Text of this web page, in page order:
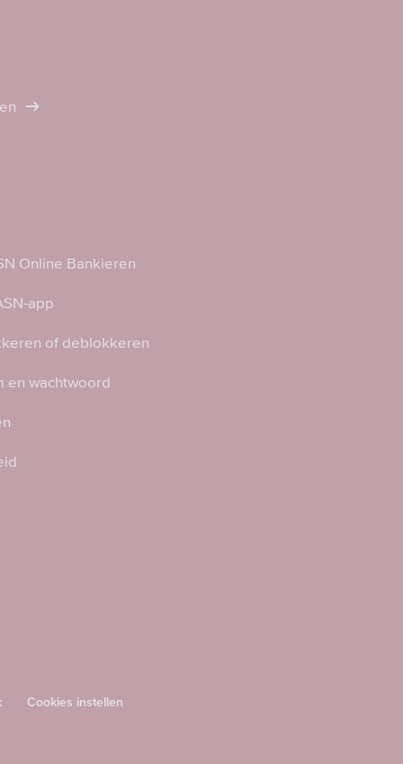
Online Bankieren
app
of deblokkeren
en wachtwoord
Cookies instellen